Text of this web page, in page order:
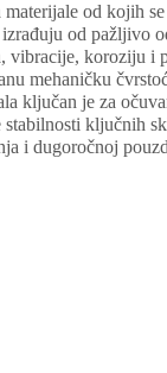
od kojih
od pažljivo
koroziju i
mehaničku
ključan je za
ključnih
i dugoročnoj